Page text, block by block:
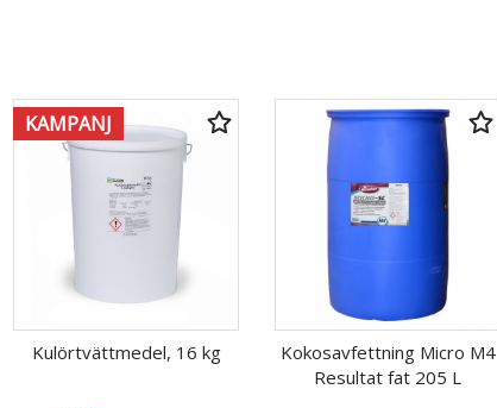
KAMPANJ
Kulörtvättmedel, 16 kg
Kokosavfettning Micro M4
Resultat fat 205 L